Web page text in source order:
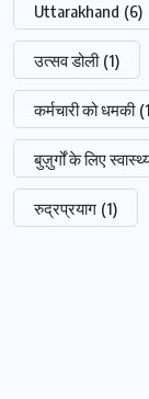
Uttarakhand (6)
उत्सव डोली (1)
कर्मचारी को धमकी
बुज़ुर्गों के लिए
रुद्रप्रयाग (1)